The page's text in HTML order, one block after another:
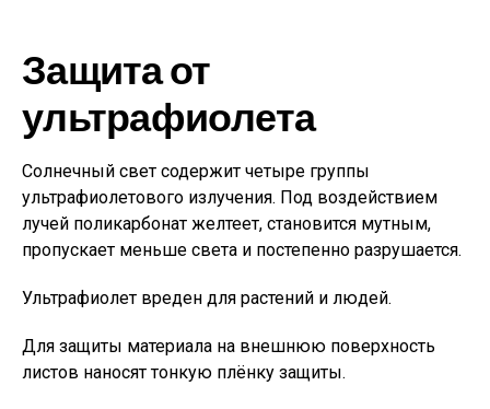
Защита от
ультрафиолета
Солнечный свет содержит четыре группы
ультрафиолетового излучения. Под воздействием
лучей поликарбонат желтеет, становится мутным,
пропускает меньше света и постепенно разрушается.
Ультрафиолет вреден для растений и людей.
Для защиты материала на внешнюю поверхность
листов наносят тонкую плёнку защиты.